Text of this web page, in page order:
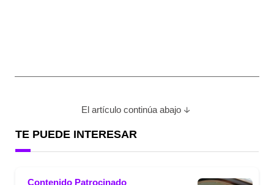
El artículo continúa abajo
TE PUEDE INTERESAR
Contenido Patrocinado